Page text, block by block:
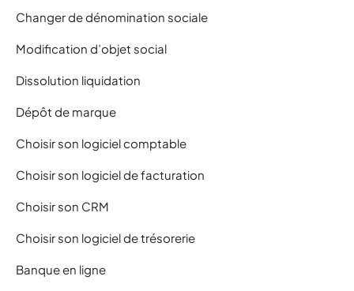
Changer de dénomination sociale
Modification d’objet social
Dissolution liquidation
Dépôt de marque
Choisir son logiciel comptable
Choisir son logiciel de facturation
Choisir son CRM
Choisir son logiciel de trésorerie
Banque en ligne